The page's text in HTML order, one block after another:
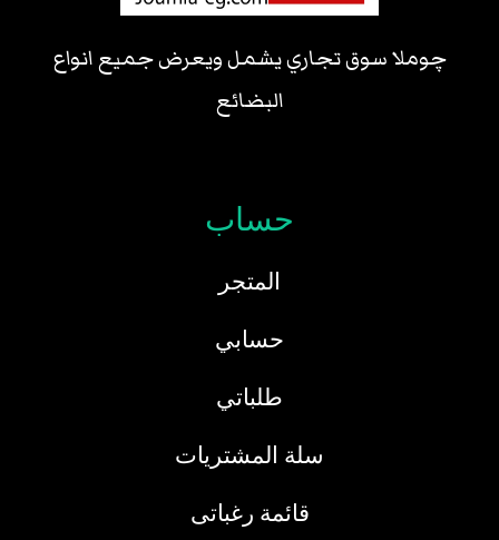
چوملا سوق تجاري يشمل ويعرض جميع انواع
البضائع
حساب
المتجر
حسابي
طلباتي
سلة المشتريات
قائمة رغباتى